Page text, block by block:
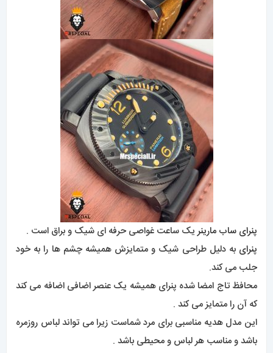
پنرای ساب مارینر یک ساعت غواصی حرفه ای شیک و براق است .
پنرای به دلیل طراحی شیک و متمایزش همیشه چشم ها را به خود
جلب می کند.
محافظ تاج امضا شده پنرای همیشه یک عنصر اضافی اضافه می کند
که آن را متمایز می کند .
این مدل هدیه مناسبی برای مرد شماست زیرا می تواند لباس روزمره
باشد و مناسب هر لباس و محیطی باشد .